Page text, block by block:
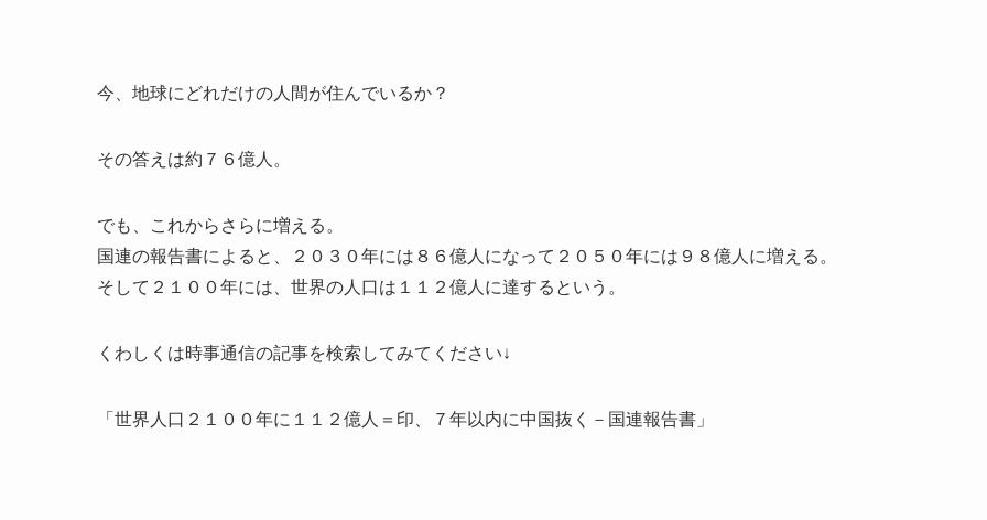
今、地球にどれだけの人間が住んでいるか？
その答えは約７６億人。
でも、これからさらに増える。
国連の報告書によると、２０３０年には８６億人になって２０５０年には９８億人に増える。
そして２１００年には、世界の人口は１１２億人に達するという。
くわしくは時事通信の記事を検索してみてください↓
「世界人口２１００年に１１２億人＝印、７年以内に中国抜く－国連報告書」